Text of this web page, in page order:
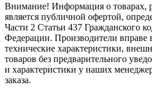
Внимание! Информация о товарах,
является публичной офертой,
Части 2 Статьи 437 Гражданского
Федерации. Производители вправе
технические характеристики,
товаров без предварительного
и характеристики у наших
заказа.